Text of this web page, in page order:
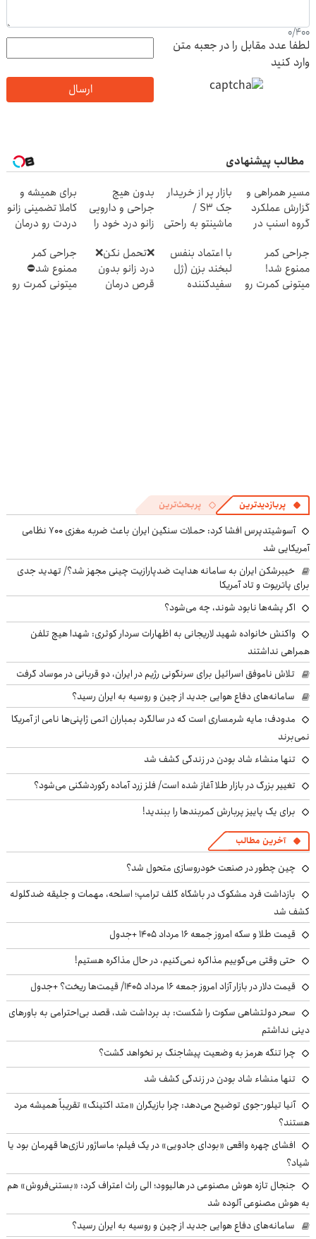
0/400
لطفا عدد مقابل را در جعبه متن
وارد کنید
ارسال
مطالب پیشنهادی
مسیر همراهی و
گزارش عملکرد
گروه اسنپ در
بازار پر از خریدار
جک S3 /
ماشینتو به راحتی
بدون هیچ
جراحی و دارویی
زانو درد خود را
پرسش نامه ▶
برای همیشه و
کاملا تضمینی زانو
دردت رو درمان
نامه ▶
جراحی کمر
ممنوع شد!
میتونی کمرت رو
با اعتماد بنفس
لبخند بزن (ژل
سفیدکننده
❌تحمل نکن❌
درد زانو بدون
قرص درمان
جراحی کمر
ممنوع شد⛔
میتونی کمرت رو
پربازدیدترین پربحث‌ترین
آسوشیتدپرس افشا کرد: حملات سنگین ایران باعث ضربه مغزی ۷۰۰ نظامی
آمریکایی شد
خیبرشکن ایران به سامانه هدایت ضدپارازیت چینی مجهز شد؟/ تهدید جدی
برای پاتریوت و تاد آمریکا
اگر پشه‌ها نابود شوند، چه می‌شود؟
واکنش خانواده شهید لاریجانی به اظهارات سردار کوثری: شهدا هیچ تلفن
همراهی نداشتند
تلاش ناموفق اسرائیل برای سرنگونی رژیم در ایران، دو قربانی در موساد گرفت
سامانه‌های دفاع هوایی جدید از چین و روسیه به ایران رسید؟
مدودف: مایه شرمساری است که در سالگرد بمباران اتمی ژاپنی‌ها نامی از آمریکا
نمی‌برند
تنها منشاء شاد بودن در زندگی کشف شد
تغییر بزرگ در بازار طلا آغاز شده است/ فلز زرد آماده رکوردشکنی می‌شود؟
برای یک پاییز پربارش کمربندها را ببندید!
آخرین مطالب
چین چطور در صنعت خودروسازی متحول شد؟
بازداشت فرد مشکوک در باشگاه گلف ترامپ؛ اسلحه، مهمات و جلیقه ضدگلوله
کشف شد
قیمت طلا و سکه امروز جمعه ۱۶ مرداد ۱۴۰۵ +جدول
حتی وقتی می‌گوییم مذاکره نمی‌کنیم، در حال مذاکره هستیم!
قیمت دلار در بازار آزاد امروز جمعه ۱۶ مرداد ۱۴۰۵/ قیمت‌ها ریخت؟ +جدول
سحر دولتشاهی سکوت را شکست: بد برداشت شد، قصد بی‌احترامی به باورهای
دینی نداشتم
چرا تنگه هرمز به وضعیت پیشاجنگ بر نخواهد گشت؟
تنها منشاء شاد بودن در زندگی کشف شد
آنیا تیلور-جوی توضیح می‌دهد: چرا بازیگران «متد اکتینگ» تقریباً همیشه مرد
هستند؟
افشای چهره واقعی «بودای جادویی» در یک فیلم؛ ماساژور نازی‌ها قهرمان بود یا
شیاد؟
جنجال تازه هوش مصنوعی در هالیوود؛ الی راث اعتراف کرد: «بستنی‌فروش» هم
به هوش مصنوعی آلوده شد
سامانه‌های دفاع هوایی جدید از چین و روسیه به ایران رسید؟